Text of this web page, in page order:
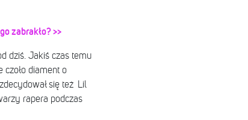
zabrakło? >>
dziś. Jakiś czas temu
czoło diament o
się też Lil
rapera podczas